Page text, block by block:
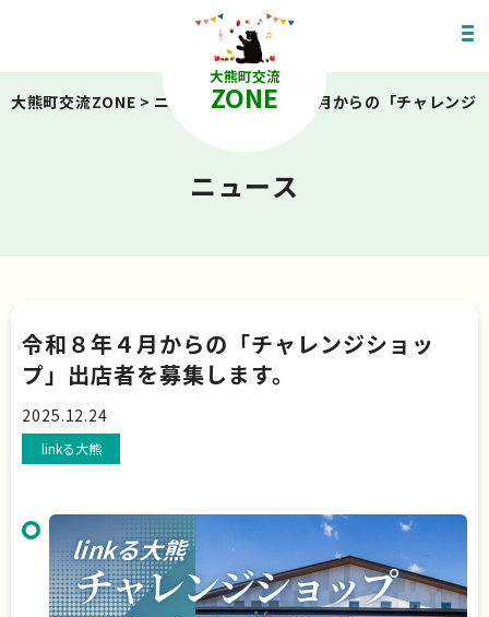
大熊町交流
ZONE
大熊町交流ZONE > ニュース>令和８年４月からの「チャレンジ
ニュース
令和８年４月からの「チャレンジショッ
プ」出店者を募集します。
2025.12.24
linkる大熊